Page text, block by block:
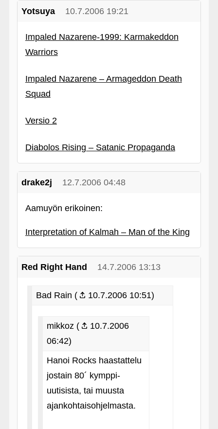
Yotsuya 10.7.2006 19:21
Impaled Nazarene-1999: Karmakeddon
Warriors
Impaled Nazarene – Armageddon Death
Squad
Versio 2
Diabolos Rising – Satanic Propaganda
drake2j 12.7.2006 04:48
Aamuyön erikoinen:
Interpretation of Kalmah – Man of the King
Red Right Hand 14.7.2006 13:13
Bad Rain ( 10.7.2006 10:51)
mikkoz (
10.7.2006
06:42)
Hanoi Rocks haastattelu
jostain 80´ kymppi-
uutisista, tai muusta
ajankohtaisohjelmasta.